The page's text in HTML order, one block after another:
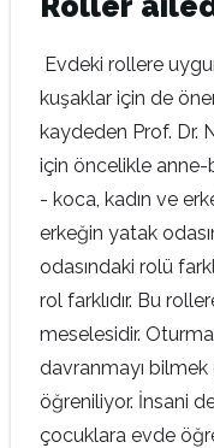
Evdeki rollere
kuşaklar için de
kaydeden Prof. Dr.
için öncelikle anne-
- koca, kadın ve
erkeğin yatak
odasındaki rolü
rol farklıdır. Bu
meselesidir.
davranmayı bilmek
öğreniliyor. İnsani
çocuklara evde